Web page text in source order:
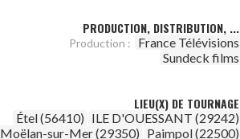
PRODUCTION, DISTRIBUTION, ...
Production :
France Télévisions
Sundeck films
LIEU(X) DE TOURNAGE
Étel (56410) ILE D'OUESSANT (29242)
Moëlan-sur-Mer (29350) Paimpol (22500)